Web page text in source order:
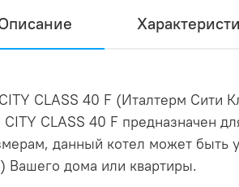
CLASS 40 F (Италтерм
CLASS 40 F предназначен
данный котел может быть
Вашего дома или квартиры.